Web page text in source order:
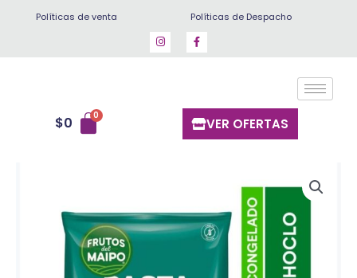
Políticas de venta Políticas de Despacho
$0 VER OFERTAS